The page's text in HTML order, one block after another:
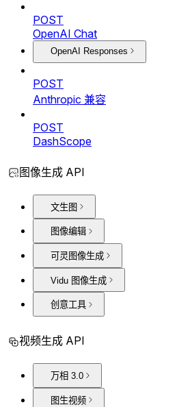
POST
OpenAI Chat
OpenAI Responses
POST
Anthropic 兼容
POST
DashScope
图像生成 API
文生图
图像编辑
可灵图像生成
Vidu 图像生成
创意工具
视频生成 API
万相 3.0
图生视频